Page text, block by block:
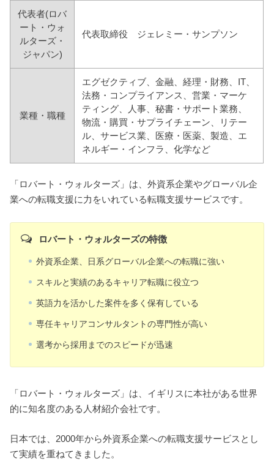
代表者(ロバ
ート・ウォ
ルターズ・
ジャパン)
代表取締役 ジェレミー・サンプソン
業種・職種
エグゼクティブ、金融、経理・財務、IT、
法務・コンプライアンス、営業・マーケ
ティング、人事、秘書・サポート業務、
物流・購買・サプライチェーン、リテー
ル、サービス業、医療・医薬、製造、エ
ネルギー・インフラ、化学など
「ロバート・ウォルターズ」は、外資系企業やグローバル企
業への転職支援に力をいれている転職支援サービスです。
ロバート・ウォルターズの特徴
外資系企業、日系グローバル企業への転職に強い
スキルと実績のあるキャリア転職に役立つ
英語力を活かした案件を多く保有している
専任キャリアコンサルタントの専門性が高い
選考から採用までのスピードが迅速
「ロバート・ウォルターズ」は、イギリスに本社がある世界
的に知名度のある人材紹介会社です。
日本では、2000年から外資系企業への転職支援サービスとし
て実績を重ねてきました。